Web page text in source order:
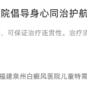
倡导身心同治护
可保证治疗连贯性。治疗
建泉州白癜风医院儿童特